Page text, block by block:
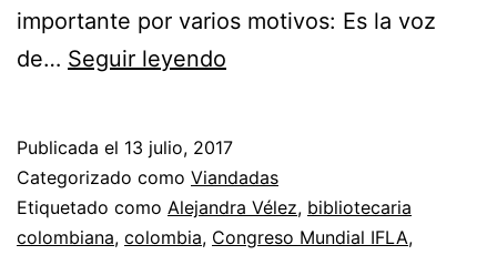
importante por varios motivos: Es la voz
de… Seguir leyendo
colombiana
Publicada el 13 julio, 2017
Categorizado como Viandadas
Etiquetado como Alejandra Vélez, bibliotecaria
colombiana, colombia, Congreso Mundial IFLA,